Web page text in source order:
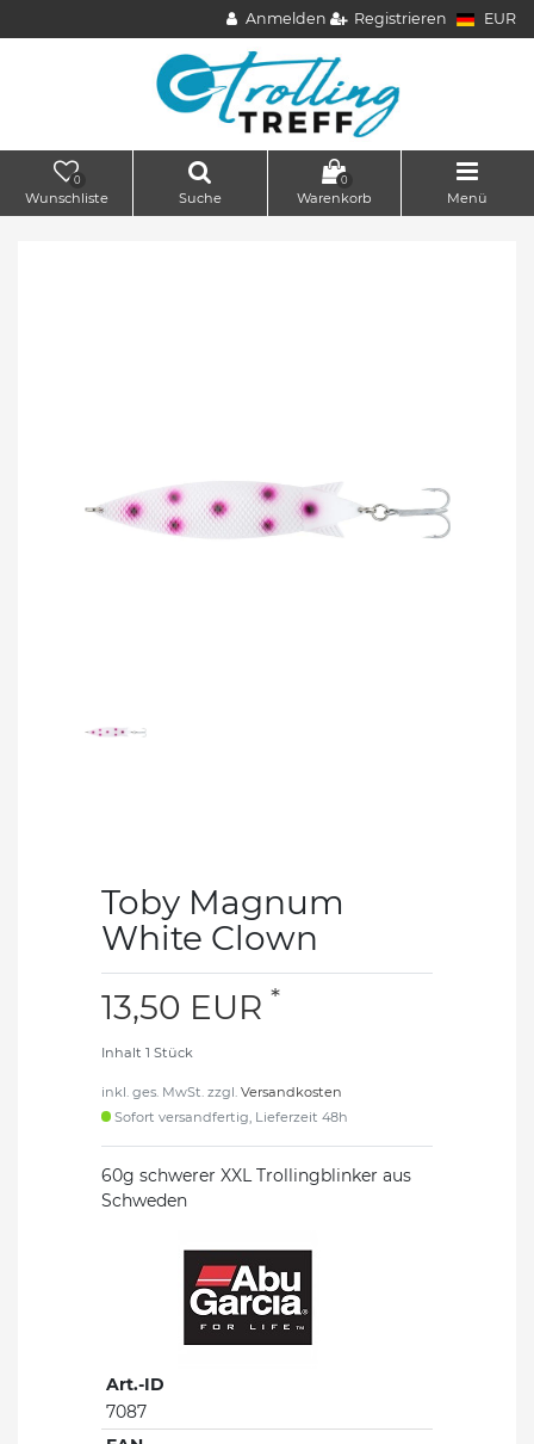
Anmelden Registrieren EUR
0
Wunschliste Suche
0
Warenkorb Menü
Toby Magnum
White Clown
13,50 EUR *
Inhalt 1 Stück
inkl. ges. MwSt. zzgl. Versandkosten
Sofort versandfertig, Lieferzeit 48h
60g schwerer XXL Trollingblinker aus
Schweden
Art.-ID
7087